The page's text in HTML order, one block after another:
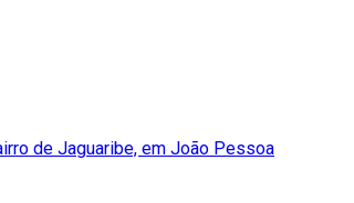
de Jaguaribe, em João Pessoa